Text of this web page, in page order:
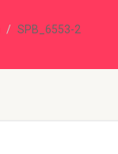
SPB_6553-2